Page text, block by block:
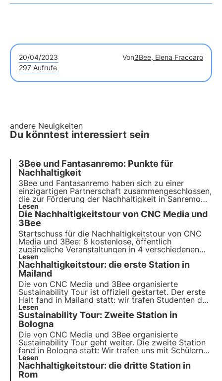
20/04/2023 Von3Bee, Elena Fraccaro
297 Aufrufe
andere Neuigkeiten
Du könntest interessiert sein
3Bee und Fantasanremo: Punkte für
Nachhaltigkeit
3Bee und Fantasanremo haben sich zu einer
einzigartigen Partnerschaft zusammengeschlossen,
die zur Förderung der Nachhaltigkeit in Sanremo
beitragen wird. Die Zusammenarbeit wurde ins
Leben gerufen, um die Punkte zu analysieren und
zu unterstützen, die für echte ökologische
Nachhaltigkeitsmaßnahmen vergeben werden.
3Bee wird das kritische Auge der Nachhaltigkeit
sein.
Lesen
Die Nachhaltigkeitstour von CNC Media und
3Bee
Startschuss für die Nachhaltigkeitstour von CNC
Media und 3Bee: 8 kostenlose, öffentlich
zugängliche Veranstaltungen in 4 verschiedenen
Städten, um Schüler und Studenten für die Themen
der Nachhaltigen Entwicklungsziele (SDGs) der
UN-Agenda 2030 zu sensibilisieren.
Lesen
Nachhaltigkeitstour: die erste Station in
Mailand
Die von CNC Media und 3Bee organisierte
Sustainability Tour ist offiziell gestartet. Der erste
Halt fand in Mailand statt: wir trafen Studenten des
Liceo Carducci und der Università Cattolica, um
Bewusstseinsbildungüber Biodiversität, die
Agenda 2030 und die Ziele für nachhaltige
Entwicklung zu betreiben.
Lesen
Sustainability Tour: Zweite Station in
Bologna
Die von CNC Media und 3Bee organisierte
Sustainability Tour geht weiter. Die zweite Station
fand in Bologna statt: Wir trafen uns mit Schülern
des Augusto-Righi-Gymnasiums und der
Universität Alma Mater Studiorum, um
Bewusstseinsbildung
Lesen
Nachhaltigkeitstour: die dritte Station in
Rom